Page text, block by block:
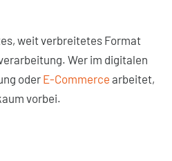
weit verbreitetes Format
Wer im digitalen
oderE-Commerce arbeitet,
vorbei.